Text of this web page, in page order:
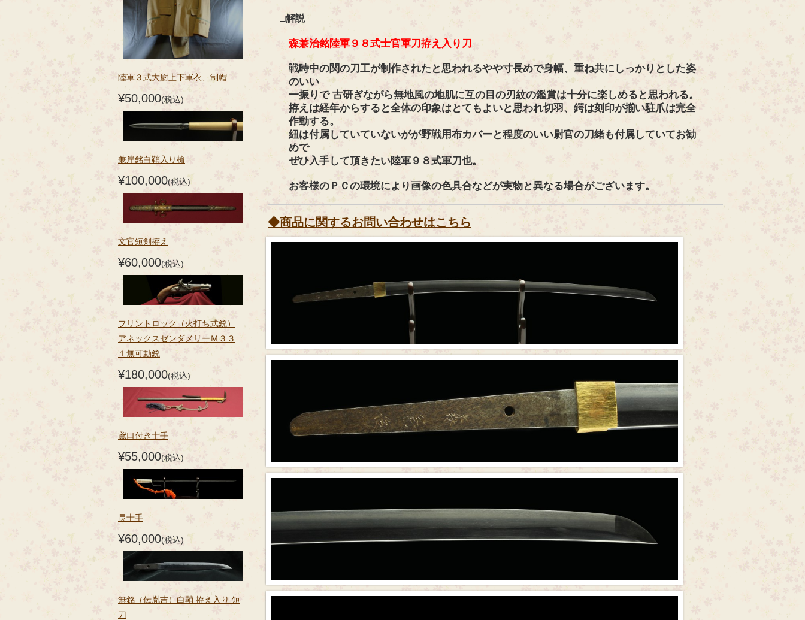
陸軍３式大尉上下軍衣、制帽
¥50,000(税込)
兼岸銘白鞘入り槍
¥100,000(税込)
文官短剣拵え
¥60,000(税込)
フリントロック（火打ち式銃）
アネックスゼンダメリーＭ３３
１無可動銃
¥180,000(税込)
鳶口付き十手
¥55,000(税込)
長十手
¥60,000(税込)
無銘（伝胤吉）白鞘 拵え入り 短
刀
□解説
森兼治銘陸軍９８式士官軍刀拵え入り刀
戦時中の関の刀工が制作されたと思われるやや寸長めで身幅、重ね共にしっかりとした姿
のいい
一振りで 古研ぎながら無地風の地肌に互の目の刃紋の鑑賞は十分に楽しめると思われる。
拵えは経年からすると全体の印象はとてもよいと思われ切羽、鍔は刻印が揃い駐爪は完全
作動する。
紐は付属していていないがが野戦用布カバーと程度のいい尉官の刀緒も付属していてお勧
めで
ぜひ入手して頂きたい陸軍９８式軍刀也。
お客様のＰＣの環境により画像の色具合などが実物と異なる場合がございます。
◆商品に関するお問い合わせはこちら